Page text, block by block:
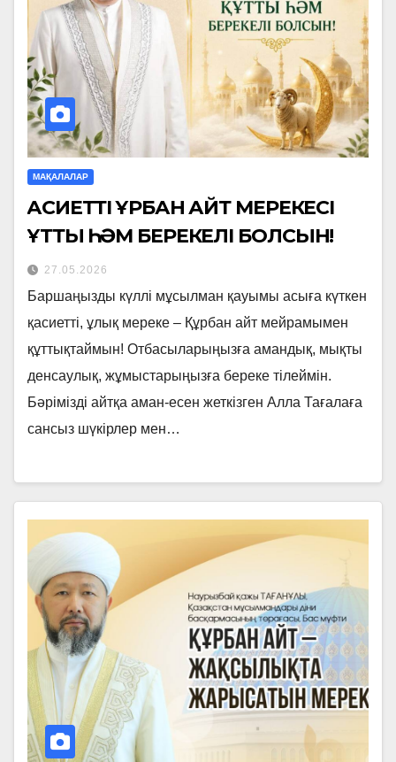
МАҚАЛАЛАР
ҚАСИЕТТІ ҚҰРБАН АЙТ МЕРЕКЕСІ
ҚҰТТЫ ҺӘМ БЕРЕКЕЛІ БОЛСЫН!
27.05.2026
Баршаңызды күллі мұсылман қауымы асыға күткен
қасиетті, ұлық мереке – Құрбан айт мейрамымен
құттықтаймын! Отбасыларыңызға амандық, мықты
денсаулық, жұмыстарыңызға береке тілеймін.
Бәрімізді айтқа аман-есен жеткізген Алла Тағалаға
сансыз шүкірлер мен…